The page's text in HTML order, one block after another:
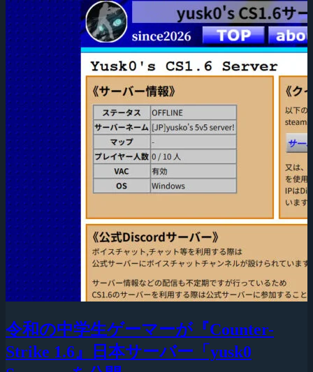
令和の中学生ゲーマーが『Counter-
Strike 1.6』日本サーバー「yusk0